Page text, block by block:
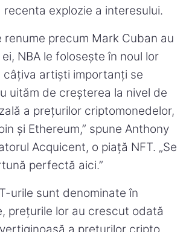
explozie a interesului.
renume precum Mark Cuban au
NBA le folosește în noul lor
câțiva artiști importanți se
uităm de creșterea la nivel de
a prețurilor criptomonedelor,
și Ethereum,” spune Anthony
Acquicent, o piață NFT. „Se
perfectă aici.”
urile sunt denominate în
prețurile lor au crescut odată
a prețurilor cripto,